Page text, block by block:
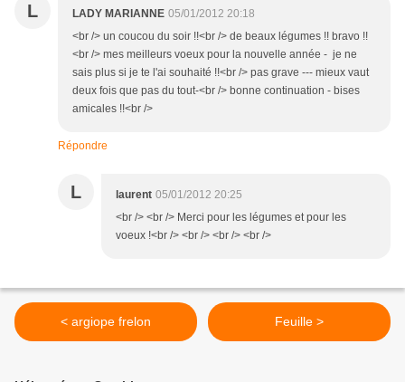
L LADY MARIANNE 05/01/2012 20:18
<br /> un coucou du soir !!<br /> de beaux légumes !! bravo !!
<br /> mes meilleurs voeux pour la nouvelle année - je ne
sais plus si je te l'ai souhaité !!<br /> pas grave --- mieux vaut
deux fois que pas du tout-<br /> bonne continuation - bises
amicales !!<br />
Répondre
L laurent 05/01/2012 20:25
<br /> <br /> Merci pour les légumes et pour les
voeux !<br /> <br /> <br /> <br />
< argiope frelon Feuille >